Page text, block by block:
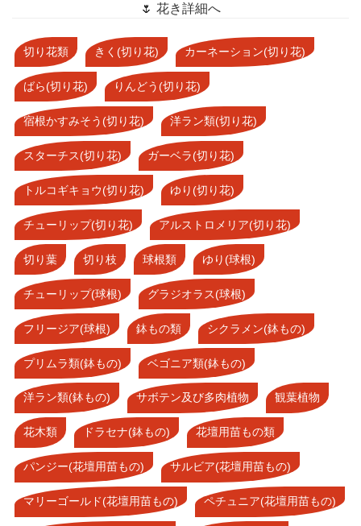
🌷 花き詳細へ
切り花類 きく(切り花) カーネーション(切り花)
ばら(切り花) りんどう(切り花)
宿根かすみそう(切り花) 洋ラン類(切り花)
スターチス(切り花) ガーベラ(切り花)
トルコギキョウ(切り花) ゆり(切り花)
チューリップ(切り花) アルストロメリア(切り花)
切り葉 切り枝 球根類 ゆり(球根)
チューリップ(球根) グラジオラス(球根)
フリージア(球根) 鉢もの類 シクラメン(鉢もの)
プリムラ類(鉢もの) ベゴニア類(鉢もの)
洋ラン類(鉢もの) サボテン及び多肉植物 観葉植物
花木類 ドラセナ(鉢もの) 花壇用苗もの類
パンジー(花壇用苗もの) サルビア(花壇用苗もの)
マリーゴールド(花壇用苗もの) ペチュニア(花壇用苗もの)